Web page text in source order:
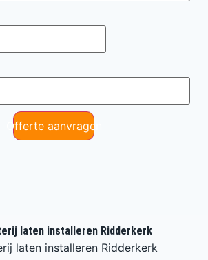
Offerte aanvragen
laten installeren Ridderkerk
laten installeren Ridderkerk